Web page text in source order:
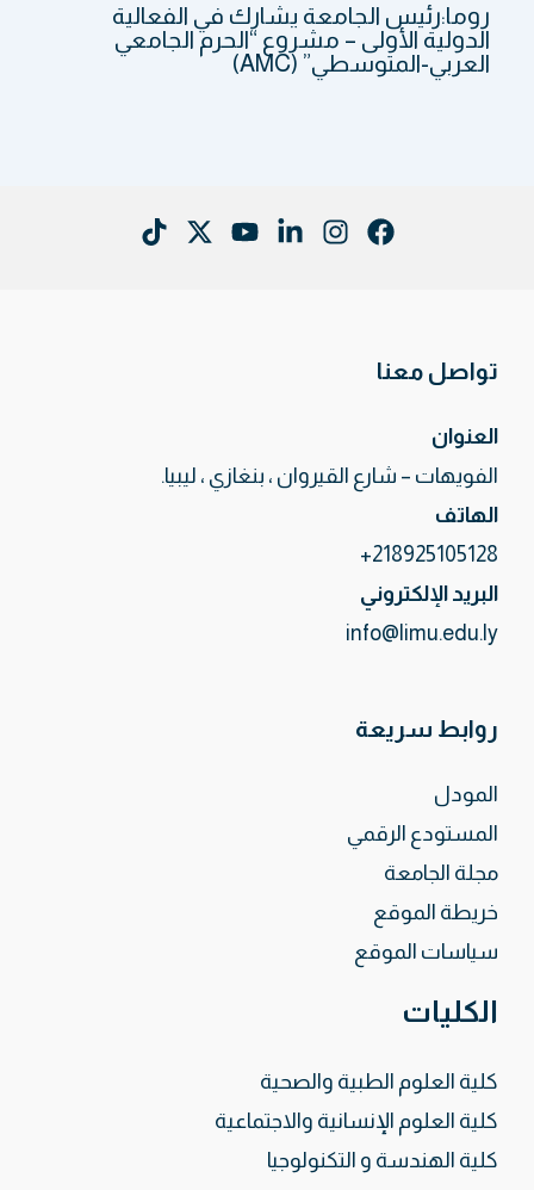
روما:رئيس الجامعة يشارك في الفعالية
الدولية الأولى – مشروع “الحرم الجامعي
العربي-المتوسطي” (AMC)
تواصل معنا
العنوان
الفويهات – شارع القيروان ، بنغازي ، ليبيا.
الهاتف
218925105128+
البريد الإلكتروني
info@limu.edu.ly
روابط سريعة
المودل
المستودع الرقمي
مجلة الجامعة
خريطة الموقع
سياسات الموقع
الكليات
كلية العلوم الطبية والصحية
كلية العلوم الإنسانية والاجتماعية
كلية الهندسة و التكنولوجيا